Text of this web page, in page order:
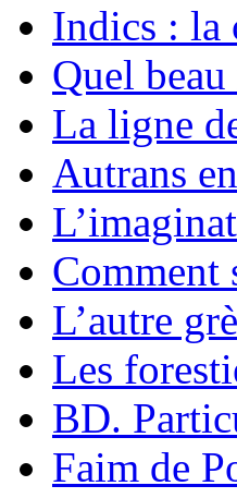
Indics : la
Quel
La ligne
Autrans
Comment
L’autre
Les
BD.
Faim de